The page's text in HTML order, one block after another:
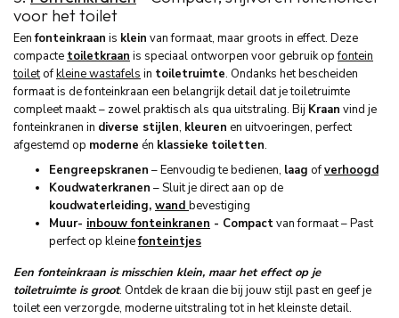
voor het toilet
Eenfonteinkraan is klein van formaat, maar groots in effect. Deze
compacte toiletkraan is speciaal ontworpen voor gebruik opfontein
toiletofkleine wastafels in toiletruimte. Ondanks het bescheiden
formaat is de fonteinkraan een belangrijk detail dat je toiletruimte
compleet maakt – zowel praktisch als qua uitstraling. Bij Kraan vind je
fonteinkranen in diverse stijlen, kleuren en uitvoeringen, perfect
afgestemd op moderne én klassieke toiletten.
Eengreepskranen – Eenvoudig te bedienen, laag ofverhoogd
Koudwaterkranen – Sluit je direct aan op de
koudwaterleiding, wand bevestiging
Muur- inbouw fonteinkranen - Compactvan formaat – Past
perfect op kleinefonteintjes
Een fonteinkraan is misschien klein, maar het effect op je
toiletruimte is groot. Ontdek de kraan die bij jouw stijl past en geef je
toilet een verzorgde, moderne uitstraling tot in het kleinste detail.